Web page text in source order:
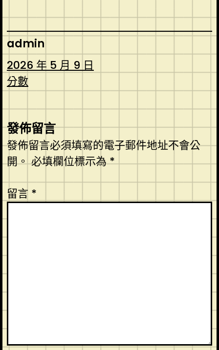
admin
2026 年 5 月 9 日
分數
發佈留言
發佈留言必須填寫的電子郵件地址不會公
開。必填欄位標示為*
留言 *